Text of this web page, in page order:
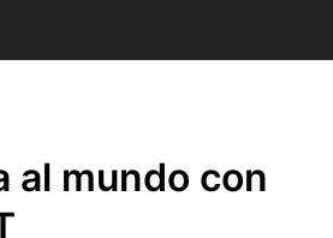
al mundo con